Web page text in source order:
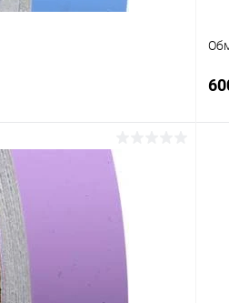
Сравнение
Под заказ